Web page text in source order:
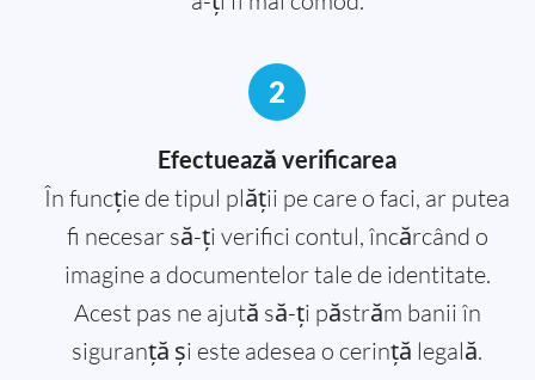
2
Efectuează verificarea
În funcție de tipul plății pe care o faci, ar putea
fi necesar să-ți verifici contul, încărcând o
imagine a documentelor tale de identitate.
Acest pas ne ajută să-ți păstrăm banii în
siguranță și este adesea o cerință legală.